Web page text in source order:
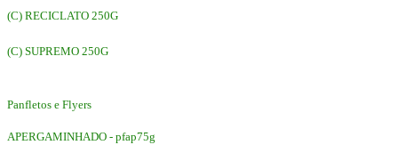
(C) RECICLATO 250G
(C) SUPREMO 250G
Panfletos e Flyers
APERGAMINHADO - pfap75g